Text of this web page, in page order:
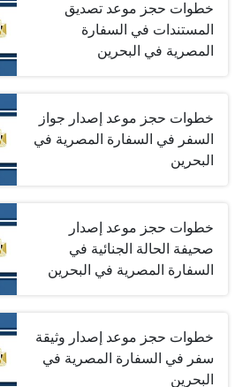
خطوات حجز موعد تصديق
المستندات في السفارة
المصرية في البحرين
خطوات حجز موعد إصدار جواز
السفر في السفارة المصرية في
البحرين
خطوات حجز موعد إصدار
صحيفة الحالة الجنائية في
السفارة المصرية في البحرين
خطوات حجز موعد إصدار وثيقة
سفر في السفارة المصرية في
البحرين